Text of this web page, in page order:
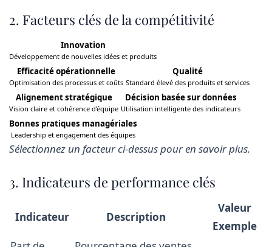
2. Facteurs clés de la compétitivité
Innovation
Développement de nouvelles idées et produits
Efficacité opérationnelle
Optimisation des processus et coûts
Qualité
Standard élevé des produits et services
Alignement stratégique
Vision claire et cohérence d’équipe
Décision basée sur données
Utilisation intelligente des indicateurs
Bonnes pratiques managériales
Leadership et engagement des équipes
Sélectionnez un facteur ci-dessus pour en savoir plus.
3. Indicateurs de performance clés
Indicateur Description
Valeur
Exemple